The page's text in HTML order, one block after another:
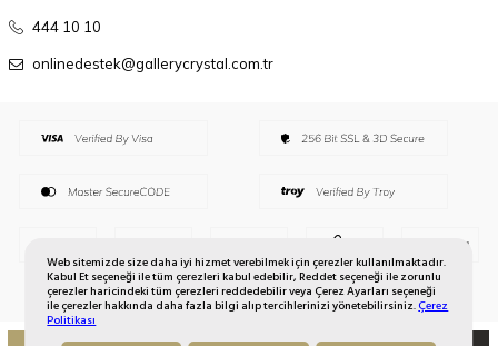
Web sitemizde size daha iyi hizmet verebilmek için çerezler kullanılmaktadır.
Kabul Et seçeneği ile tüm çerezleri kabul edebilir, Reddet seçeneği ile zorunlu
çerezler haricindeki tüm çerezleri reddedebilir veya Çerez Ayarları seçeneği
ile çerezler hakkında daha fazla bilgi alıp tercihlerinizi yönetebilirsiniz.Çerez
Politikası
444 10 10
onlinedestek@gallerycrystal.com.tr